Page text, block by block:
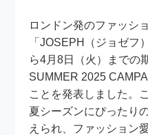
ロンドン発のファッシ
「JOSEPH（ジョゼフ
ら4月8日（火）までの
SUMMER 2025
ことを発表しました。
夏シーズンにぴったり
えられ、ファッション